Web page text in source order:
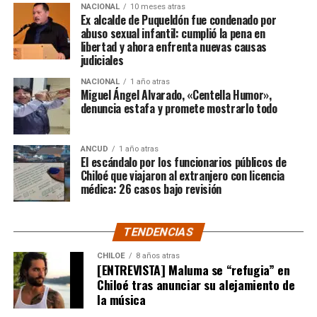
quienes lo han acompañado desde que compartió lo
ocurrido:
“Gracias a todos por el
apoyo!!!!”
Por el momento, las personas aludidas no han emitido
declaraciones públicas. La historia, según Centella,
recién comienza y, el mencionado posteo, ha generado
comentarios de todo tipo, en su gran mayoría, a favor
del humorista de Punta Arenas.
NACIONAL 10 meses atras
Ex alcalde de Puqueldón fue condenado por
abuso sexual infantil: cumplió la pena en
libertad y ahora enfrenta nuevas causas
judiciales
NACIONAL 1 año atras
Miguel Ángel Alvarado, «Centella Humor»,
denuncia estafa y promete mostrarlo todo
ANCUD 1 año atras
El escándalo por los funcionarios públicos de
Chiloé que viajaron al extranjero con licencia
médica: 26 casos bajo revisión
TENDENCIAS
CHILOE 8 años atras
[ENTREVISTA] Maluma se “refugia” en
Chiloé tras anunciar su alejamiento de
la música